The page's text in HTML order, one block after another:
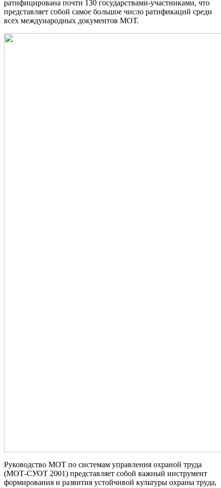
ратифицирована почти 130 государствами-участниками, что
представляет собой самое большое число ратификаций среди
всех международных документов МОТ.
Руководство МОТ по системам управления охраной труда
(МОТ-СУОТ 2001) представляет собой важный инструмент
формирования и развития устойчивой культуры охраны труда,